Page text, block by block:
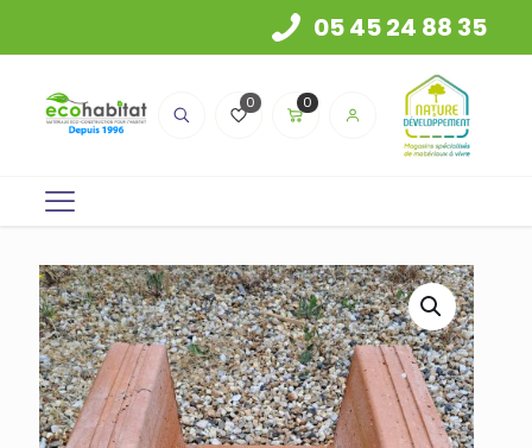
05 45 24 88 35
0 0